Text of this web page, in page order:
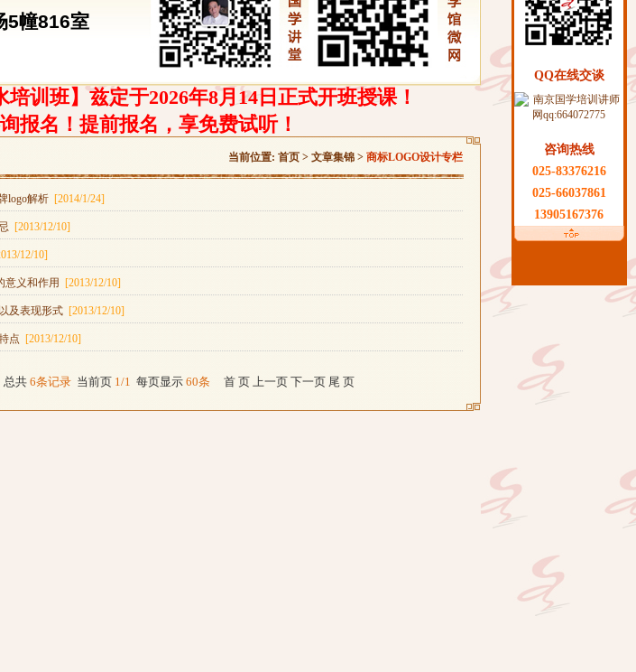
QQ在线交谈
咨询热线
025-83376216
025-66037861
13905167376
5幢816室
训班】兹定于2026年8月14日正式开班授课！
报名！提前报名，享免费试听！
当前位置: 首页 > 文章集锦 > 商标LOGO设计专栏
logo解析 [2014/1/24]
[2013/12/10]
12/10]
意义和作用 [2013/12/10]
及表现形式 [2013/12/10]
点 [2013/12/10]
总共6条记录当前页1/1 每页显示60条 首 页 上一页 下一页 尾 页